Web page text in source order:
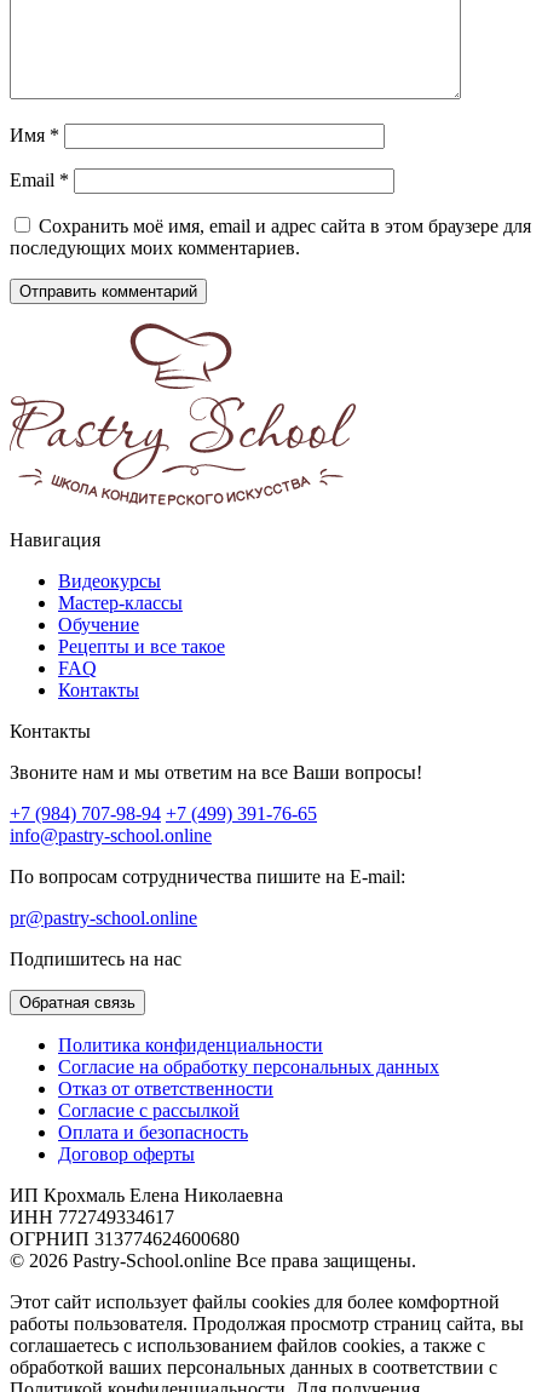
Имя *
Email *
Сохранить моё имя, email и адрес сайта в этом браузере для
последующих моих комментариев.
Навигация
Видеокурсы
Мастер-классы
Обучение
Рецепты и все такое
FAQ
Контакты
Контакты
Звоните нам и мы ответим на все Ваши вопросы!
+7 (984) 707-98-94 +7 (499) 391-76-65
info@pastry-school.online
По вопросам сотрудничества пишите на E-mail:
pr@pastry-school.online
Подпишитесь на нас
Обратная связь
Политика конфиденциальности
Согласие на обработку персональных данных
Отказ от ответственности
Согласие с рассылкой
Оплата и безопасность
Договор оферты
ИП Крохмаль Елена Николаевна
ИНН 772749334617
ОГРНИП 313774624600680
© 2026 Pastry-School.online Все права защищены.
Этот сайт использует файлы cookies для более комфортной
работы пользователя. Продолжая просмотр страниц сайта, вы
соглашаетесь с использованием файлов cookies, а также с
обработкой ваших персональных данных в соответствии с